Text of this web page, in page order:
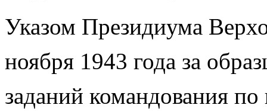
Указом Президиума
ноября 1943 года за
заданий командования